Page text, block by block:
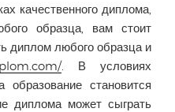
качественного диплома,
образца, вам стоит
диплом любого образца и
. В условиях
образование становится
диплома может сыграть